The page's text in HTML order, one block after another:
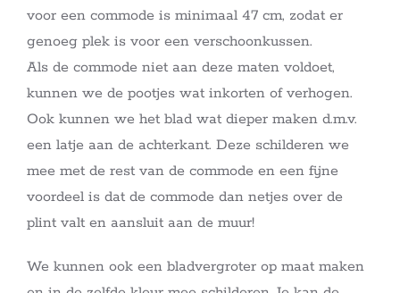
voor een commode is minimaal 47 cm, zodat er
genoeg plek is voor een verschoonkussen.
Als de commode niet aan deze maten voldoet,
kunnen we de pootjes wat inkorten of verhogen.
Ook kunnen we het blad wat dieper maken d.m.v.
een latje aan de achterkant. Deze schilderen we
mee met de rest van de commode en een fijne
voordeel is dat de commode dan netjes over de
plint valt en aansluit aan de muur!
We kunnen ook een bladvergroter op maat maken